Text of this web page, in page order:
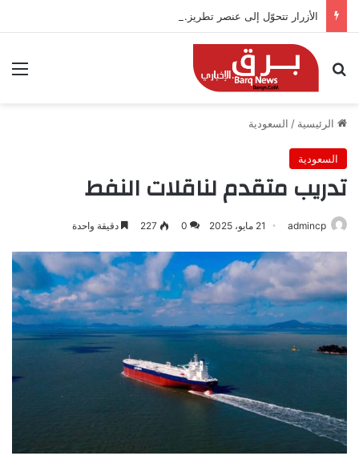
الأزرار تتحوّل إلى عنصر تطريز.. صيحة مبتكرة تزين أزياء 2026
بحث عن
الرئيسية / السعودية
السعودية
تدريب متقدم لناقلات النفط
admincp 21 مايو، 2025 0
227 دقيقة واحدة